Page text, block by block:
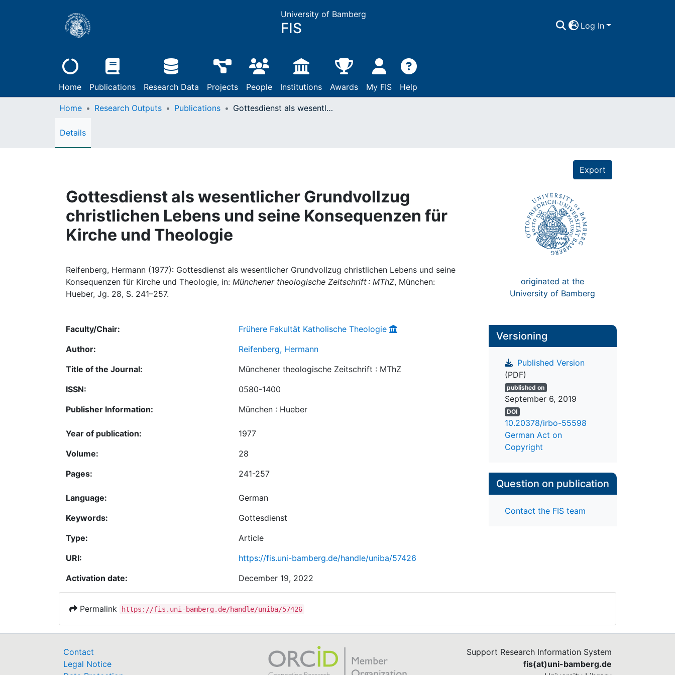
University of Bamberg
FIS Log In
Home Publications Research Data Projects People Institutions Awards My FIS Help
Home Research Outputs Publications Gottesdienst als wesentlicher Grundvollzug christlichen Lebens und seine Konsequenzen für Kirche und Theologie
Details
Export
Gottesdienst als wesentlicher Grundvollzug
christlichen Lebens und seine Konsequenzen für
Kirche und Theologie
Reifenberg, Hermann (1977): Gottesdienst als wesentlicher Grundvollzug christlichen Lebens und seine
Konsequenzen für Kirche und Theologie, in: Münchener theologische Zeitschrift : MThZ, München:
Hueber, Jg. 28, S. 241–257.
originated at the
University of Bamberg
Faculty/Chair:
Frühere Fakultät Katholische Theologie
Author:
Reifenberg, Hermann
Title of the Journal:
Münchener theologische Zeitschrift : MThZ
ISSN:
0580-1400
Publisher Information:
München : Hueber
Year of publication:
1977
Volume:
28
Pages:
241-257
Language:
German
Keywords:
Gottesdienst
Type:
Article
URI:
https://fis.uni-bamberg.de/handle/uniba/57426
Activation date:
December 19, 2022
Versioning
Published Version
(PDF)
published on
September 6, 2019
DOI
10.20378/irbo-55598
German Act on
Copyright
Question on publication
Contact the FIS team
Permalink https://fis.uni-bamberg.de/handle/uniba/57426
Contact
Legal Notice
Support Research Information System
fis(at)uni-bamberg.de